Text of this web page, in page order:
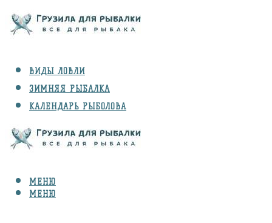
ВИДЫ ЛОВЛИ
ЗИМНЯЯ РЫБАЛКА
КАЛЕНДАРЬ РЫБОЛОВА
СНАРЯЖЕНИЕ
МЕНЮ
МЕНЮ